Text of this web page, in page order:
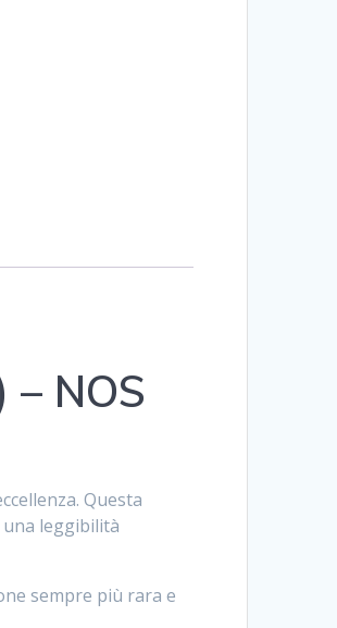
NOS
Questa
leggibilità
sempre più rara e